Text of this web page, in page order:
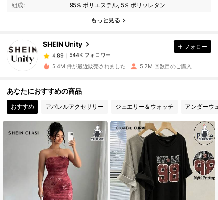
組成: 95% ポリエステル, 5% ポリウレタン
もっと見る
SHEIN Unity
544K フォロワー
4.89 544K フォロワー
4.89 544K フォロワー
4.89 544K フォロワー
フォロー
5.4M 件が最近販売されました 5.2M 回数目のご購入
あなたにおすすめの商品
おすすめ アパレルアクセサリー ジュエリー＆ウォッチ アンダーウ